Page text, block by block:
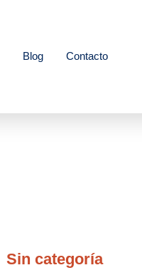
Blog Contacto
Sin categoría